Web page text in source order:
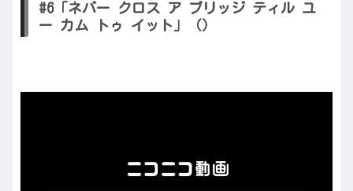
#6「ネバー クロス ア ブリッジ ティル ユ
ー カム トゥ イット」（）